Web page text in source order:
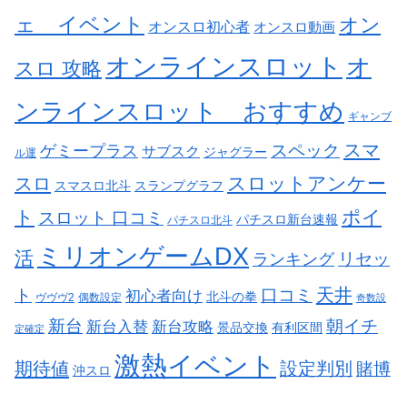
ェ イベント
オンスロ初心者 オンスロ動画 オン
スロ 攻略 オンラインスロット オ
ンラインスロット おすすめ ギャンブ
ル運 ゲミープラス サブスク ジャグラー スペック スマ
スロ スマスロ北斗 スランプグラフ スロットアンケー
ト スロット 口コミ パチスロ北斗 パチスロ新台速報 ポイ
活 ミリオンゲームDX ランキング リセッ
ト
ヴヴヴ2 偶数設定 初心者向け 北斗の拳 口コミ 天井 奇数設
定確定 新台 新台入替 新台攻略 景品交換 有利区間 朝イチ
期待値 沖スロ 激熱イベント 設定判別 賭博